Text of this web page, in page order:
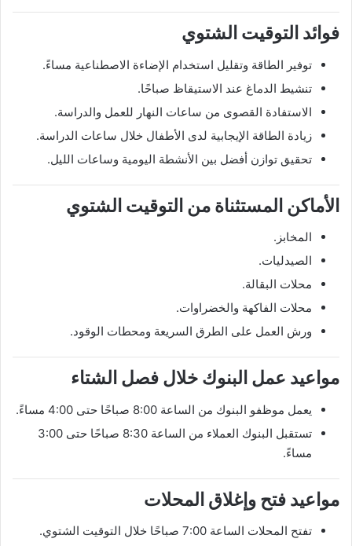
فوائد التوقيت الشتوي
توفير الطاقة وتقليل استخدام الإضاءة الاصطناعية مساءً.
تنشيط الدماغ عند الاستيقاظ صباحًا.
الاستفادة القصوى من ساعات النهار للعمل والدراسة.
زيادة الطاقة الإيجابية لدى الأطفال خلال ساعات الدراسة.
تحقيق توازن أفضل بين الأنشطة اليومية وساعات الليل.
الأماكن المستثناة من التوقيت الشتوي
المخابز.
الصيدليات.
محلات البقالة.
محلات الفاكهة والخضراوات.
ورش العمل على الطرق السريعة ومحطات الوقود.
مواعيد عمل البنوك خلال فصل الشتاء
يعمل موظفو البنوك من الساعة 8:00 صباحًا حتى 4:00 مساءً.
تستقبل البنوك العملاء من الساعة 8:30 صباحًا حتى 3:00
مساءً.
مواعيد فتح وإغلاق المحلات
تفتح المحلات الساعة 7:00 صباحًا خلال التوقيت الشتوي.